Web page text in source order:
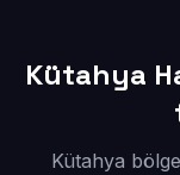
Kütahya
Kütahya